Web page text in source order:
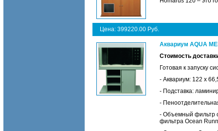
Цена: 399220.00 Руб.
Аквариум AQUA
Стоимость
Готовая к запуску
- Аквариум: 122 х
- Подставка:
-
- Объемный фильтр
фильтра Ocean